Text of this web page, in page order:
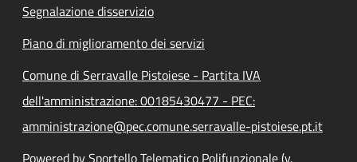
Segnalazione disservizio
Piano di miglioramento dei servizi
Comune di Serravalle Pistoiese - Partita IVA
dell'amministrazione: 00185430477 - PEC:
amministrazione@pec.comune.serravalle-pistoiese.pt.it
Powered by Sportello Telematico Polifunzionale (v.